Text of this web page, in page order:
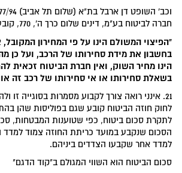
חברה לביטוח בע"מ, דינים שלום כרך ה', 770, קובע:
"הפיצוי המשולם הינו על פי המחירון
בחשבון את מידת סחירותו של הרכב, ועל כן
הינו מחיר השוק, ואין חברת הביטוח זכאית
בשאלת סחירותו או אי סחירותו של רכב זה
לחוק חוזה הביטוח קובע שגם בפוליסות שהן
לתקרת סכום ביטוח, כפי שטוענות המבטחות,
הסכום שנקבע במועד כריתת החוזה צמוד למדד
למדד אחר שקבעו הצדדים ביניהם.
סכום הביטוח הוא השווי המגולם ב"קוד הדגם"